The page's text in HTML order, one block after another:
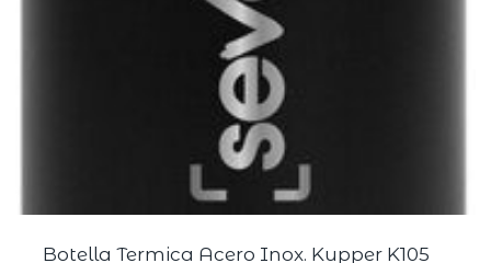
Botella Termica Acero Inox. Kupper K105